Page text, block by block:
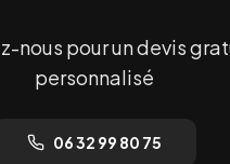
nous pour un devis
personnalisé
06 32 99 80 75